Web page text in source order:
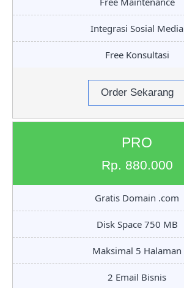
Integrasi Sosial Media
Free Konsultasi
Order Sekarang
PRO
Rp. 880.000
Gratis Domain .com
Disk Space 750 MB
Maksimal 5 Halaman
2 Email Bisnis